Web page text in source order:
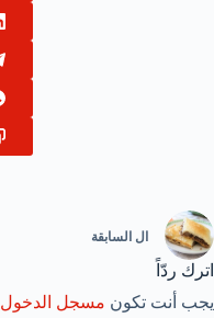
ال السابقة
اترك ردّاً
يجب أنت تكون مسجل الدخول